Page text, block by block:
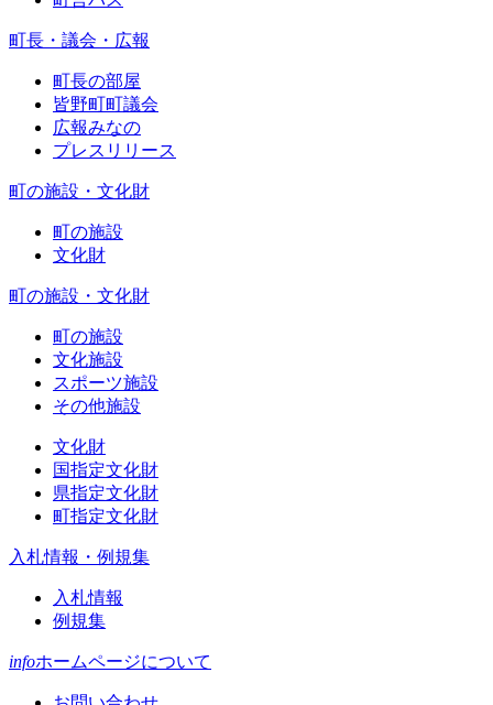
町長・議会・広報
町長の部屋
皆野町町議会
広報みなの
プレスリリース
町の施設・文化財
町の施設
文化財
町の施設・文化財
町の施設
文化施設
スポーツ施設
その他施設
文化財
国指定文化財
県指定文化財
町指定文化財
入札情報・例規集
入札情報
例規集
infoホームページについて